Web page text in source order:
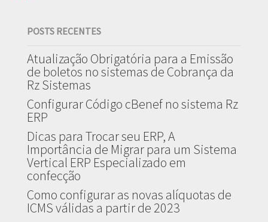
POSTS RECENTES
Atualização Obrigatória para a Emissão
de boletos no sistemas de Cobrança da
Rz Sistemas
Configurar Código cBenef no sistema Rz
ERP
Dicas para Trocar seu ERP, A
Importância de Migrar para um Sistema
Vertical ERP Especializado em
confecção
Como configurar as novas alíquotas de
ICMS válidas a partir de 2023